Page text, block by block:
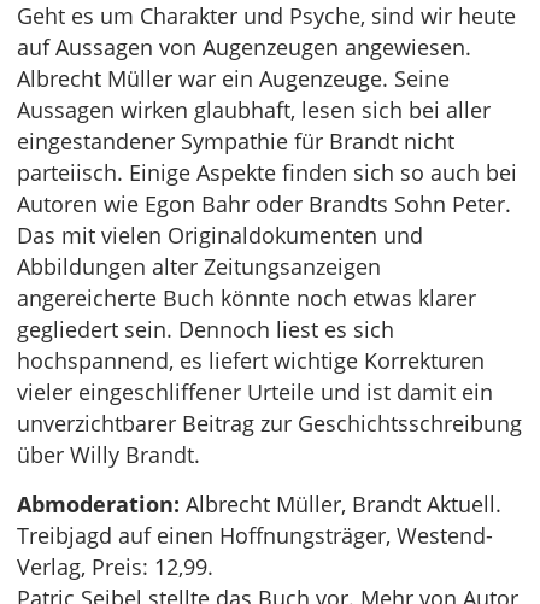
Geht es um Charakter und Psyche, sind wir heute
auf Aussagen von Augenzeugen angewiesen.
Albrecht Müller war ein Augenzeuge. Seine
Aussagen wirken glaubhaft, lesen sich bei aller
eingestandener Sympathie für Brandt nicht
parteiisch. Einige Aspekte finden sich so auch bei
Autoren wie Egon Bahr oder Brandts Sohn Peter.
Das mit vielen Originaldokumenten und
Abbildungen alter Zeitungsanzeigen
angereicherte Buch könnte noch etwas klarer
gegliedert sein. Dennoch liest es sich
hochspannend, es liefert wichtige Korrekturen
vieler eingeschliffener Urteile und ist damit ein
unverzichtbarer Beitrag zur Geschichtsschreibung
über Willy Brandt.
Abmoderation: Albrecht Müller, Brandt Aktuell.
Treibjagd auf einen Hoffnungsträger, Westend-
Verlag, Preis: 12,99.
Patric Seibel stellte das Buch vor. Mehr von Autor